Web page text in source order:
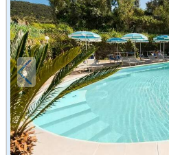
in offerta da
€49,86
a notte